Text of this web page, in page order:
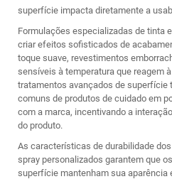
superfície impacta diretamente a
Formulações especializadas de tinta
criar efeitos sofisticados de
toque suave, revestimentos
sensíveis à temperatura que reagem
tratamentos avançados de superfície
comuns de produtos de cuidado em
com a marca, incentivando a
do produto.
As características de durabilidade
spray personalizados garantem que
superfície mantenham sua aparência